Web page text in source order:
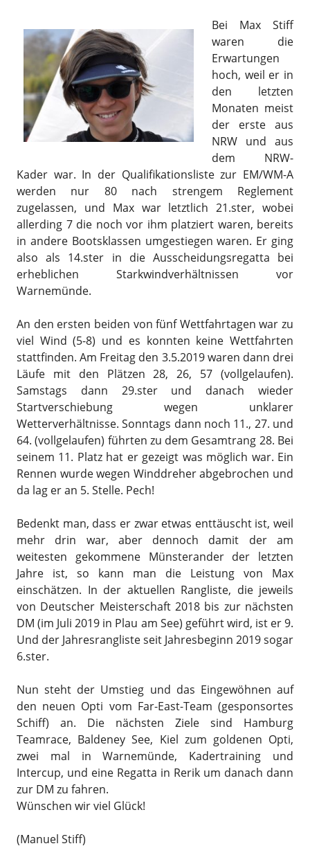
Bei Max Stiff
waren die
Erwartungen
hoch, weil er in
den letzten
Monaten meist
der erste aus
NRW und aus
dem NRW-
Kader war. In der Qualifikationsliste zur EM/WM-A
werden nur 80 nach strengem Reglement
zugelassen, und Max war letztlich 21.ster, wobei
allerding 7 die noch vor ihm platziert waren, bereits
in andere Bootsklassen umgestiegen waren. Er ging
also als 14.ster in die Ausscheidungsregatta bei
erheblichen Starkwindverhältnissen vor
Warnemünde.
An den ersten beiden von fünf Wettfahrtagen war zu
viel Wind (5-8) und es konnten keine Wettfahrten
stattfinden. Am Freitag den 3.5.2019 waren dann drei
Läufe mit den Plätzen 28, 26, 57 (vollgelaufen).
Samstags dann 29.ster und danach wieder
Startverschiebung wegen unklarer
Wetterverhältnisse. Sonntags dann noch 11., 27. und
64. (vollgelaufen) führten zu dem Gesamtrang 28. Bei
seinem 11. Platz hat er gezeigt was möglich war. Ein
Rennen wurde wegen Winddreher abgebrochen und
da lag er an 5. Stelle. Pech!
Bedenkt man, dass er zwar etwas enttäuscht ist, weil
mehr drin war, aber dennoch damit der am
weitesten gekommene Münsterander der letzten
Jahre ist, so kann man die Leistung von Max
einschätzen. In der aktuellen Rangliste, die jeweils
von Deutscher Meisterschaft 2018 bis zur nächsten
DM (im Juli 2019 in Plau am See) geführt wird, ist er 9.
Und der Jahresrangliste seit Jahresbeginn 2019 sogar
6.ster.
Nun steht der Umstieg und das Eingewöhnen auf
den neuen Opti vom Far-East-Team (gesponsortes
Schiff) an. Die nächsten Ziele sind Hamburg
Teamrace, Baldeney See, Kiel zum goldenen Opti,
zwei mal in Warnemünde, Kadertraining und
Intercup, und eine Regatta in Rerik um danach dann
zur DM zu fahren.
Wünschen wir viel Glück!
(Manuel Stiff)